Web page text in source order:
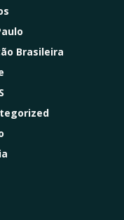
Brasileira